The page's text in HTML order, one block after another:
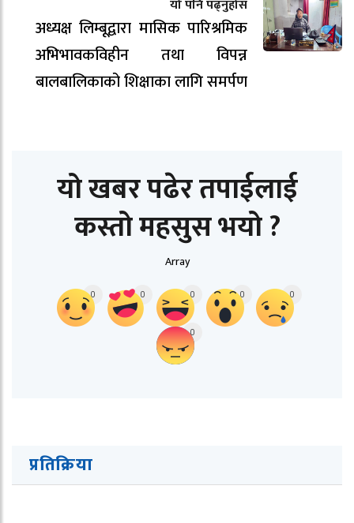
यो पनि पढ्नुहोस
अध्यक्ष लिम्बूद्वारा मासिक पारिश्रमिक
अभिभावकविहीन तथा विपन्न
बालबालिकाको शिक्षाका लागि समर्पण
यो खबर पढेर तपाईलाई
कस्तो महसुस भयो ?
Array
0 0 0 0 0
0
प्रतिक्रिया